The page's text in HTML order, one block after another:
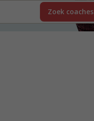
Zoek coaches